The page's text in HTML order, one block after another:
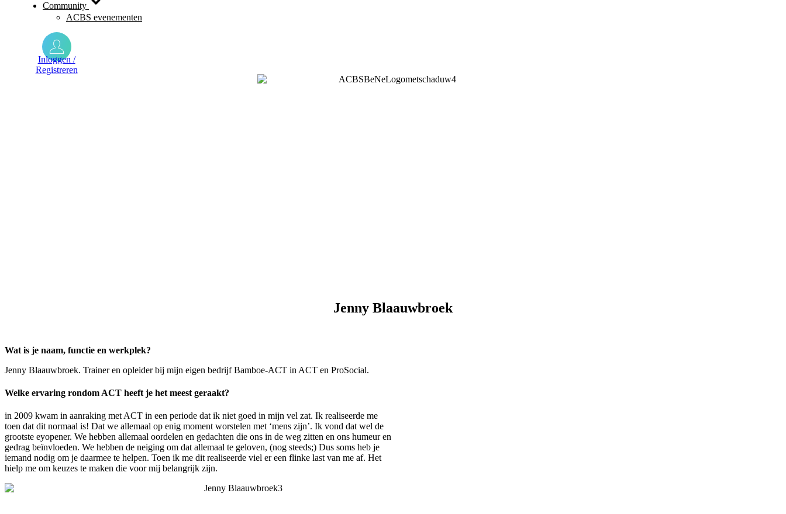
Community
ACBS evenementen
Inloggen /
Registreren
Jenny Blaauwbroek
Wat is je naam, functie en werkplek?
Jenny Blaauwbroek. Trainer en opleider bij mijn eigen bedrijf Bamboe-ACT in ACT en ProSocial.
Welke ervaring rondom ACT heeft je het meest geraakt?
in 2009 kwam in aanraking met ACT in een periode dat ik niet goed in mijn vel zat. Ik realiseerde me
toen dat dit normaal is! Dat we allemaal op enig moment worstelen met ‘mens zijn’. Ik vond dat wel de
grootste eyopener. We hebben allemaal oordelen en gedachten die ons in de weg zitten en ons humeur en
gedrag beïnvloeden. We hebben de neiging om dat allemaal te geloven, (nog steeds;) Dus soms heb je
iemand nodig om je daarmee te helpen. Toen ik me dit realiseerde viel er een flinke last van me af. Het
hielp me om keuzes te maken die voor mij belangrijk zijn.